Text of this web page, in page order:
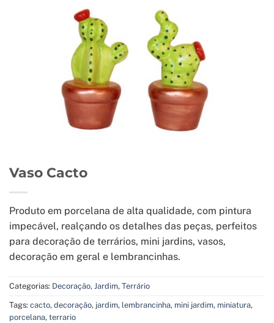
Vaso Cacto
Produto em porcelana de alta qualidade, com pintura
impecável, realçando os detalhes das peças, perfeitos
para decoração de terrários, mini jardins, vasos,
decoração em geral e lembrancinhas.
Categorias: Decoração, Jardim, Terrário
Tags: cacto, decoração, jardim, lembrancinha, mini jardim, miniatura,
porcelana, terrario